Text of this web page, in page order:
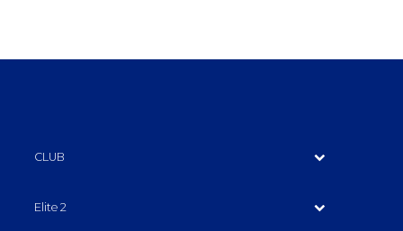
CLUB
Elite 2